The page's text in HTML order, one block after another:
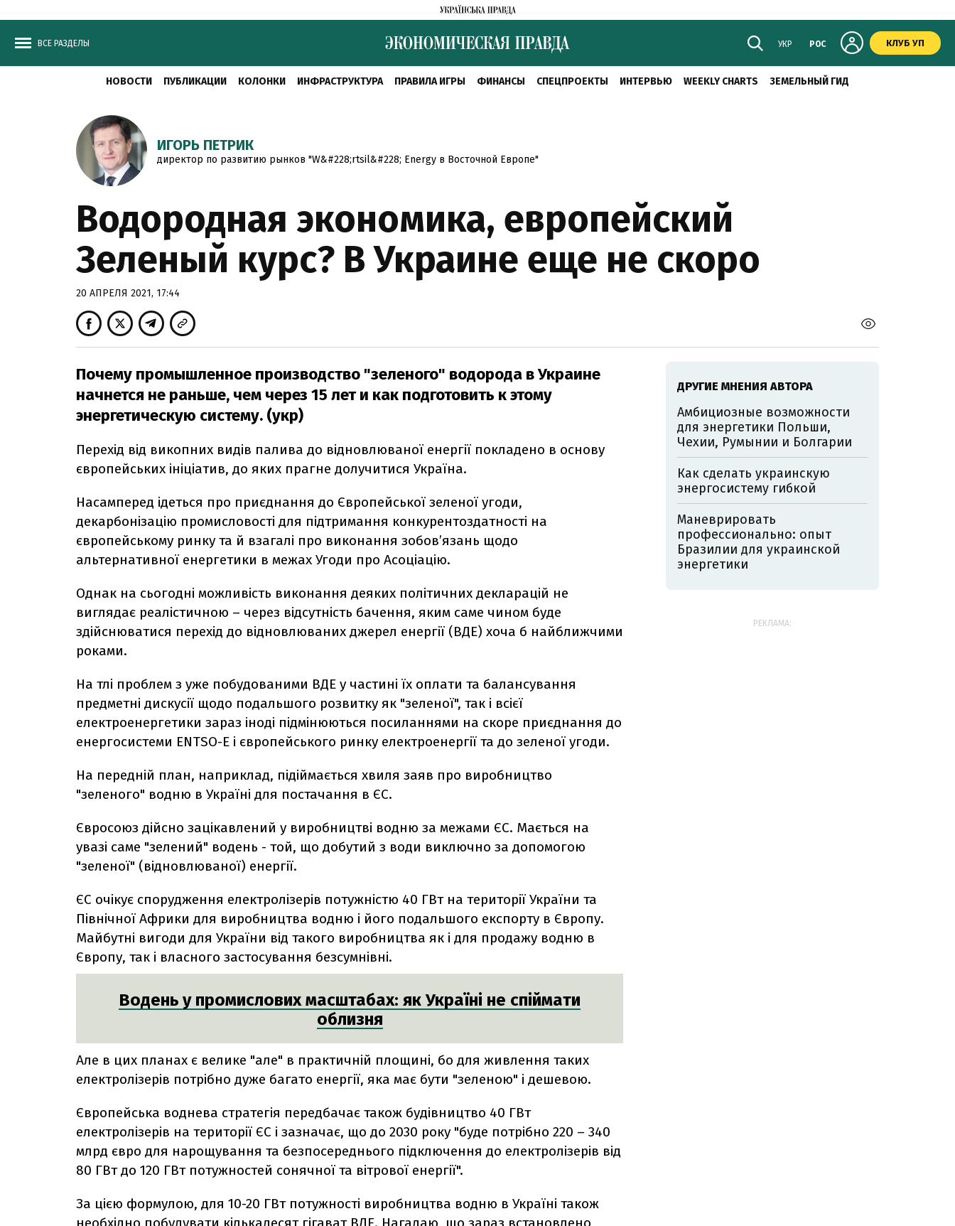
ВСЕ РАЗДЕЛЫ УКР РОС КЛУБ УП
НОВОСТИ ПУБЛИКАЦИИ КОЛОНКИ ИНФРАСТРУКТУРА ПРАВИЛА ИГРЫ ФИНАНСЫ СПЕЦПРОЕКТЫ ИНТЕРВЬЮ WEEKLY CHARTS ЗЕМЕЛЬНЫЙ ГИД
ИГОРЬ ПЕТРИК
директор по развитию рынков "W&#228;rtsil&#228; Energy в Восточной Европе"
Водородная экономика, европейский
Зеленый курс? В Украине еще не скоро
20 АПРЕЛЯ 2021, 17:44
Почему промышленное производство "зеленого" водорода в Украине
начнется не раньше, чем через 15 лет и как подготовить к этому
энергетическую систему. (укр)
Перехід від викопних видів палива до відновлюваної енергії покладено в основу
європейських ініціатив, до яких прагне долучитися Україна.
Насамперед ідеться про приєднання до Європейської зеленої угоди,
декарбонізацію промисловості для підтримання конкурентоздатності на
європейському ринку та й взагалі про виконання зобов’язань щодо
альтернативної енергетики в межах Угоди про Асоціацію.
Однак на сьогодні можливість виконання деяких політичних декларацій не
виглядає реалістичною – через відсутність бачення, яким саме чином буде
здійснюватися перехід до відновлюваних джерел енергії (ВДЕ) хоча б найближчими
роками.
На тлі проблем з уже побудованими ВДЕ у частині їх оплати та балансування
предметні дискусії щодо подальшого розвитку як "зеленої", так і всієї
електроенергетики зараз іноді підмінюються посиланнями на скоре приєднання до
енергосистеми ENTSO-E і європейського ринку електроенергії та до зеленої угоди.
На передній план, наприклад, підіймається хвиля заяв про виробництво
"зеленого" водню в Україні для постачання в ЄС.
Євросоюз дійсно зацікавлений у виробництві водню за межами ЄС. Мається на
увазі саме "зелений" водень - той, що добутий з води виключно за допомогою
"зеленої" (відновлюваної) енергії.
ЄС очікує спорудження електролізерів потужністю 40 ГВт на території України та
Північної Африки для виробництва водню і його подальшого експорту в Європу.
Майбутні вигоди для України від такого виробництва як і для продажу водню в
Європу, так і власного застосування безсумнівні.
Водень у промислових масштабах: як Україні не спіймати
облизня
Але в цих планах є велике "але" в практичній площині, бо для живлення таких
електролізерів потрібно дуже багато енергії, яка має бути "зеленою" і дешевою.
Європейська воднева стратегія передбачає також будівництво 40 ГВт
електролізерів на території ЄС і зазначає, що до 2030 року "буде потрібно 220 – 340
млрд євро для нарощування та безпосереднього підключення до електролізерів від
80 ГВт до 120 ГВт потужностей сонячної та вітрової енергії".
За цією формулою, для 10-20 ГВт потужності виробництва водню в Україні також
ДРУГИЕ МНЕНИЯ АВТОРА
Амбициозные возможности
для энергетики Польши,
Чехии, Румынии и Болгарии
Как сделать украинскую
энергосистему гибкой
Маневрировать
профессионально: опыт
Бразилии для украинской
энергетики
РЕКЛАМА: